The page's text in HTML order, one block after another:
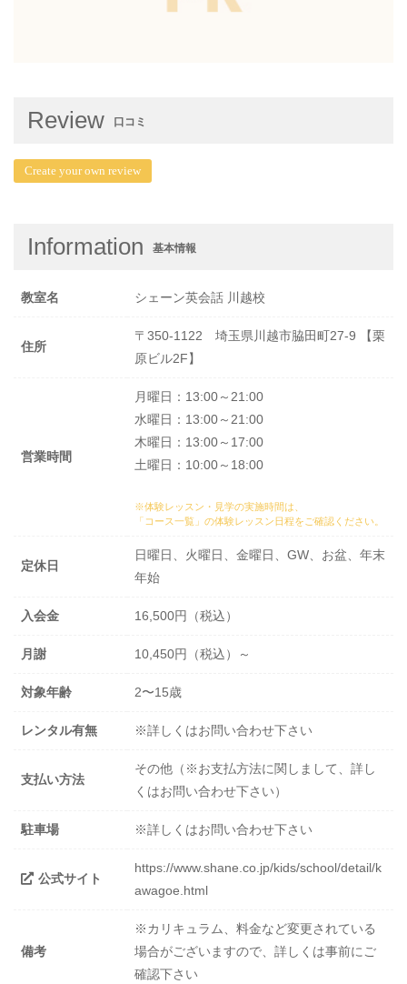
Review 口コミ
Create your own review
Information 基本情報
教室名 シェーン英会話 川越校
住所
〒350-1122 埼玉県川越市脇田町27-9 【栗
原ビル2F】
営業時間
月曜日：13:00～21:00
水曜日：13:00～21:00
木曜日：13:00～17:00
土曜日：10:00～18:00
※体験レッスン・見学の実施時間は、
「コース一覧」の体験レッスン日程をご確認ください。
定休日
日曜日、火曜日、金曜日、GW、お盆、年末
年始
入会金 16,500円（税込）
月謝 10,450円（税込）～
対象年齢 2〜15歳
レンタル有無 ※詳しくはお問い合わせ下さい
支払い方法
その他（※お支払方法に関しまして、詳し
くはお問い合わせ下さい）
駐車場 ※詳しくはお問い合わせ下さい
公式サイト
https://www.shane.co.jp/kids/school/detail/k
awagoe.html
備考
※カリキュラム、料金など変更されている
場合がございますので、詳しくは事前にご
確認下さい